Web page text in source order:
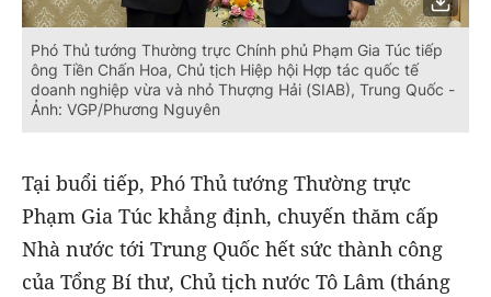
Phó Thủ tướng Thường trực Chính phủ Phạm Gia Túc tiếp
ông Tiền Chấn Hoa, Chủ tịch Hiệp hội Hợp tác quốc tế
doanh nghiệp vừa và nhỏ Thượng Hải (SIAB), Trung Quốc -
Ảnh: VGP/Phương Nguyên
Tại buổi tiếp, Phó Thủ tướng Thường trực
Phạm Gia Túc khẳng định, chuyến thăm cấp
Nhà nước tới Trung Quốc hết sức thành công
của Tổng Bí thư, Chủ tịch nước Tô Lâm (tháng